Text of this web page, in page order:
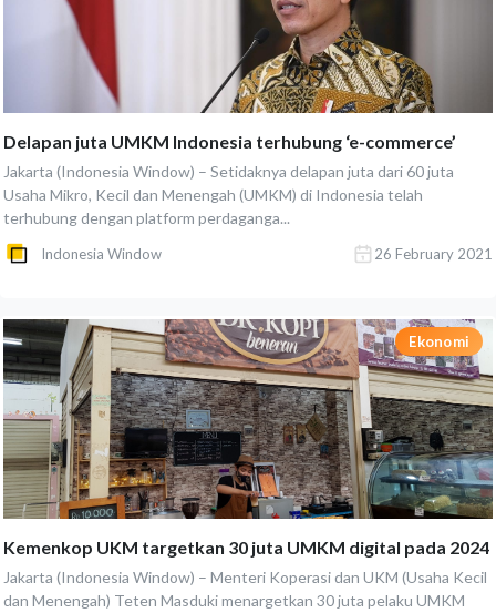
Delapan juta UMKM Indonesia terhubung ‘e-commerce’
Jakarta (Indonesia Window) – Setidaknya delapan juta dari 60 juta
Usaha Mikro, Kecil dan Menengah (UMKM) di Indonesia telah
terhubung dengan platform perdaganga...
Indonesia Window 26 February 2021
Ekonomi
Kemenkop UKM targetkan 30 juta UMKM digital pada 2024
Jakarta (Indonesia Window) – Menteri Koperasi dan UKM (Usaha Kecil
dan Menengah) Teten Masduki menargetkan 30 juta pelaku UMKM